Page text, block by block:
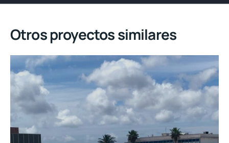
Otros proyectos similares